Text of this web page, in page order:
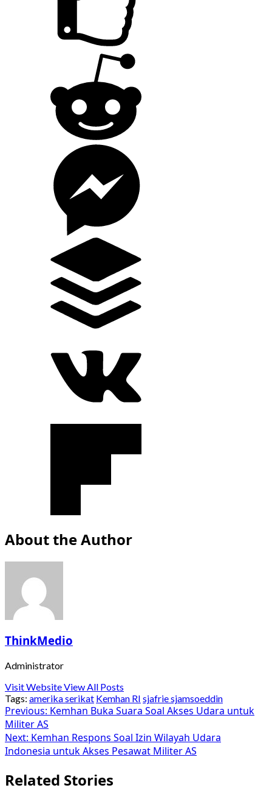
About the Author
ThinkMedio
Administrator
Visit WebsiteView All Posts
Tags: amerika serikat Kemhan RI sjafrie sjamsoeddin
Post
navigation
Previous: Kemhan Buka Suara Soal Akses Udara untuk
Militer AS
Next: Kemhan Respons Soal Izin Wilayah Udara
Indonesia untuk Akses Pesawat Militer AS
Related Stories